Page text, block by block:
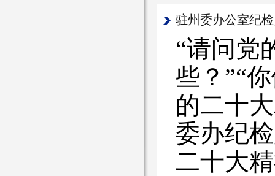
驻州委办公室纪
“请问党
些？”“
的二十
委办纪
二十大